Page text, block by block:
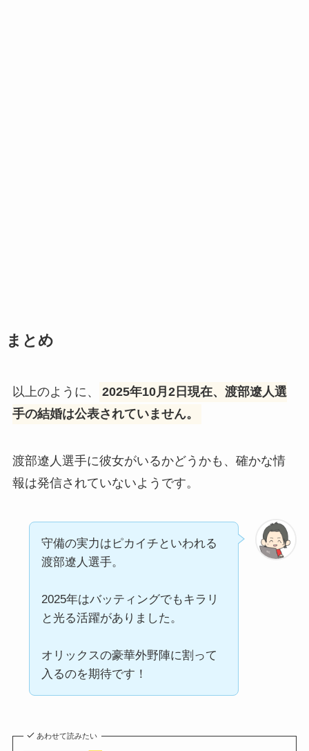
まとめ
以上のように、
2025年10月2日現在、渡部遼人選
手の結婚は公表されていません。
渡部遼人選手に彼女がいるかどうかも、確かな情
報は発信されていないようです。
守備の実力はピカイチといわれる
渡部遼人選手。
2025年はバッティングでもキラリ
と光る活躍がありました。
オリックスの豪華外野陣に割って
入るのを期待です！
あわせて読みたい